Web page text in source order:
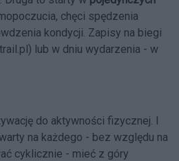
chęci spędzenia
kondycji. Zapisy na biegi
) lub w dniu wydarzenia - w
do aktywności fizycznej. I
na każdego - bez względu na
cyklicznie - mieć z góry